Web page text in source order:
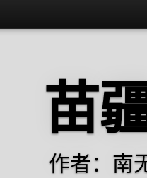
苗
作者：南